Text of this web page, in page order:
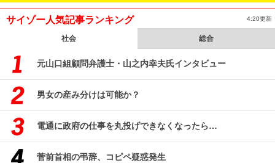
サイゾー人気記事ランキング 4:20更新
社会 総合
元山口組顧問弁護士・山之内幸夫氏インタビュー
男女の産み分けは可能か？
電通に政府の仕事を丸投げできなくなったら…
菅前首相の弔辞、コピペ疑惑発生